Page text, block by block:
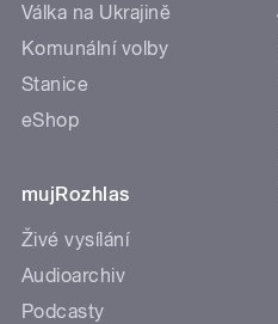
Válka na Ukrajině
Komunální volby
Stanice
eShop
mujRozhlas
Živé vysílání
Audioarchiv
Podcasty